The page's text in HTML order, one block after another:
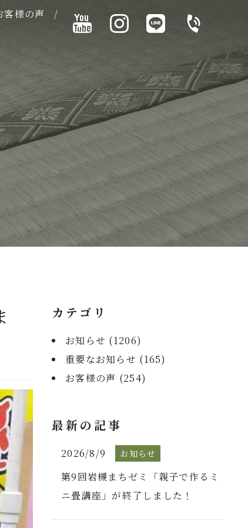
客様の声
カテゴリ
お知らせ (1206)
重要なお知らせ (165)
お客様の声 (254)
最新の記事
2026/8/9 お知らせ
第9回岩槻まちゼミ「親子で作るミ
ニ畳講座」が終了しました！